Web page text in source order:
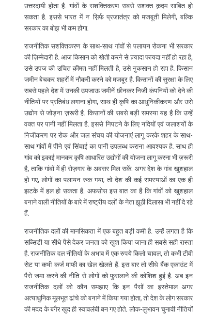
उत्तरदायी होता है. गांवों के सशक्तिकरण सबसे सशक्त क़दम साबित हो
सकता है. इससे भारत में न स़िर्फ प्रजातंत्र को मजबूती मिलेगी, बल्कि
सरकार का बोझ भी कम होगा.
राजनीतिक सशक्तिकरण के साथ-साथ गांवों से पलायन रोकना भी सरकार
की ज़िम्मेदारी है. आज किसान को खेती करने से ज़्यादा फायदा नहीं हो रहा है,
उसे उपज की उचित क़ीमत नहीं मिलती है, उसे नुकसान हो रहा है. किसान
जमीन बेचकर शहरों में नौकरी करने को मजबूर है. किसानों की सुरक्षा के लिए
सबसे पहले देश में उनकी उपजाऊ जमीनें छीनकर निजी कंपनियों को देने की
नीतियों पर प्रतिबंध लगाना होगा, साथ ही कृषि का आधुनिकीकरण और उसे
उद्योग से जोड़ना ज़रूरी है. किसानों की सबसे बड़ी समस्या यह है कि उन्हें
वक्त पर पानी नहीं मिलता है. इससे निपटने के लिए नदियों एवं जलाशयों के
निजीकरण पर रोक और जल संचय की योजनाएं लागू करके शहर के साथ-
साथ गांवों में पीने एवं सिंचाई का पानी उपलब्ध कराना आवश्यक है. साथ ही
गांव को इकाई मानकर कृषि आधारित उद्योगों की योजना लागू करना भी ज़रूरी
है, ताकि गांवों में ही रोज़गार के अवसर मिल सकें. अगर देश के गांव खुशहाल
हो गए, लोगों का पलायन रुक गया, तो देश की कई समस्याओं का एक ही
झटके में हल हो सकता है. अफसोस इस बात का है कि गांवों को खुशहाल
बनाने वाली नीतियों के बारे में राष्ट्रीय दलों के नेता झूठी दिलासा भी नहीं दे रहे
हैं.
राजनीतिक दलों की मानसिकता में एक बहुत बड़ी कमी है. उन्हें लगता है कि
सब्सिडी या सीधे पैसे देकर जनता को खुश किया जाना ही सबसे सही रास्ता
है. राजनीतिक दल नीतियों के अभाव में एक रुपये किलो चावल, तो कभी टीवी
सेट या कभी कर्ज माफी का खेल खेलते हैं. इस बार तो सीधे बैंक एकाउंट में
पैसे जमा करने की नीति से लोगों को फुसलाने की कोशिश हुई है. अब इन
राजनीतिक दलों को कौन समझाए कि इन पैसों का इस्तेमाल अगर
अत्याधुनिक मूलभूत ढांचे को बनाने में किया गया होता, तो देश के लोग सरकार
की मदद के बगैर खुद ही स्वावलंबी बन गए होते. लोक-लुभावन चुनावी नीतियों